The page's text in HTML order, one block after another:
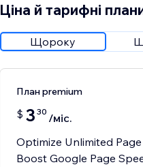
Ціна й тарифні
Щороку
План premium
$ 3 30 /міс.
Optimize Unlimited Page
Boost Google Page